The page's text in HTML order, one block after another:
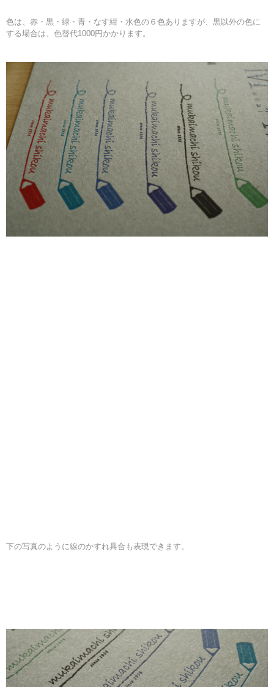
色は、赤・黒・緑・青・なす紺・水色の６色ありますが、黒以外の色に
する場合は、色替代1000円かかります。
下の写真のように線のかすれ具合も表現できます。